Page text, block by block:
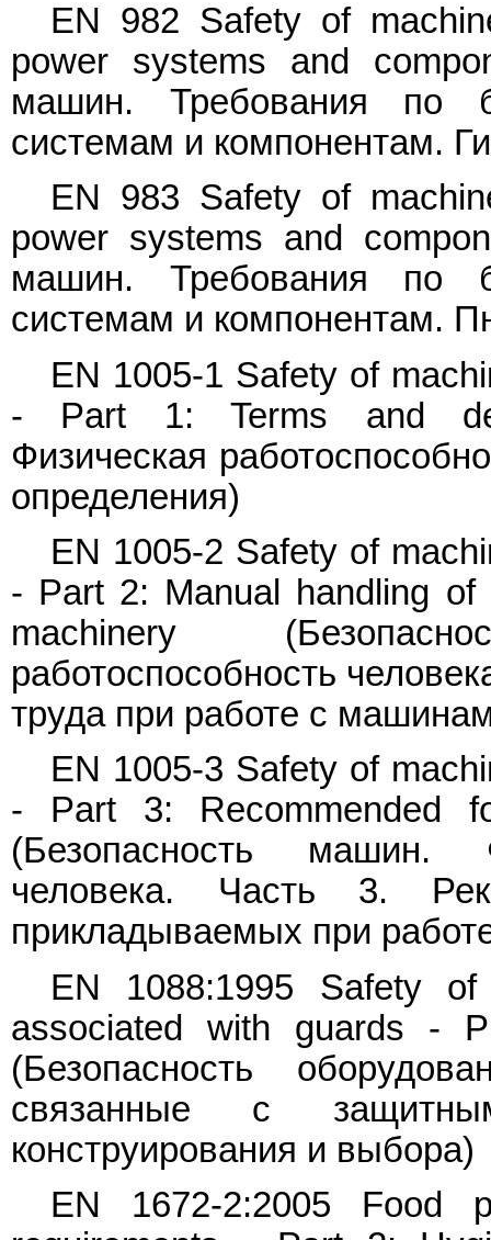
EN 982 Safety of
power systems and
машин. Требования по
системам и компонентам.
EN 983 Safety of
power systems and
машин. Требования по
системам и компонентам.
EN 1005-1 Safety of
- Part 1: Terms and
Физическая
определения)
EN 1005-2 Safety of
- Part 2: Manual handling
machinery
работоспособность
труда при работе с
EN 1005-3 Safety of
- Part 3: Recommended
(Безопасность машин.
человека. Часть 3.
прикладываемых при
EN 1088:1995 Safety
associated with guards -
(Безопасность
связанные с
конструирования и выбора)
EN 1672-2:2005 Food